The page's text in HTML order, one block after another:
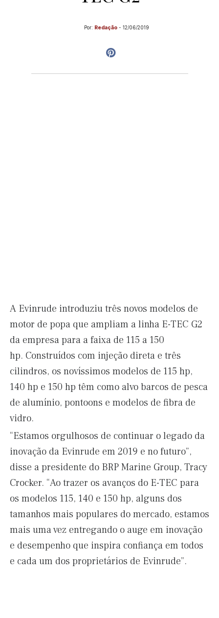
Por: Redação - 12/06/2019
A Evinrude introduziu três novos modelos de
motor de popa que ampliam a linha E-TEC G2
da empresa para a faixa de 115 a 150
hp. Construídos com injeção direta e três
cilindros, os novíssimos modelos de 115 hp,
140 hp e 150 hp têm como alvo barcos de pesca
de alumínio, pontoons e modelos de fibra de
vidro.
“Estamos orgulhosos de continuar o legado da
inovação da Evinrude em 2019 e no futuro”,
disse a presidente do BRP Marine Group, Tracy
Crocker. “Ao trazer os avanços do E-TEC para
os modelos 115, 140 e 150 hp, alguns dos
tamanhos mais populares do mercado, estamos
mais uma vez entregando o auge em inovação
e desempenho que inspira confiança em todos
e cada um dos proprietários de Evinrude”.